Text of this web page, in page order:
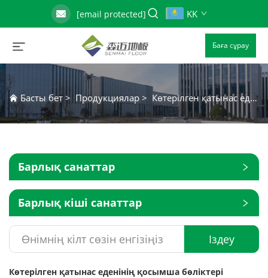
[email protected] KK
Баға сұрау
Басты бет > Продукциялар > Көтерілген қатынас еденінің қосымша бөліктері
Барлық санаттар
Барлық кіші санаттар
Іздеу
Көтерілген қатынас еденінің қосымша бөліктері